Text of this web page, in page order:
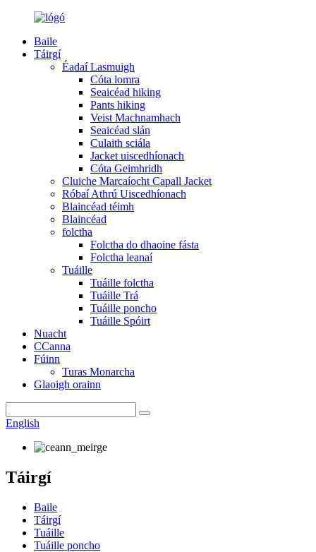
Baile
Táirgí
Éadaí Lasmuigh
Cóta lomra
Seaicéad hiking
Pants hiking
Veist Machnamhach
Seaicéad slán
Culaith sciála
Jacket uiscedhíonach
Cóta Geimhridh
Cluiche Marcaíocht Capall Jacket
Róbaí Athrú Uiscedhíonach
Blaincéad téimh
Blaincéad
folctha
Folctha do dhaoine fásta
Folctha leanaí
Tuáille
Tuáille folctha
Tuáille Trá
Tuáille poncho
Tuáille Spóirt
Nuacht
CCanna
Fúinn
Turas Monarcha
Glaoigh orainn
English
Táirgí
Baile
Táirgí
Tuáille
Tuáille poncho